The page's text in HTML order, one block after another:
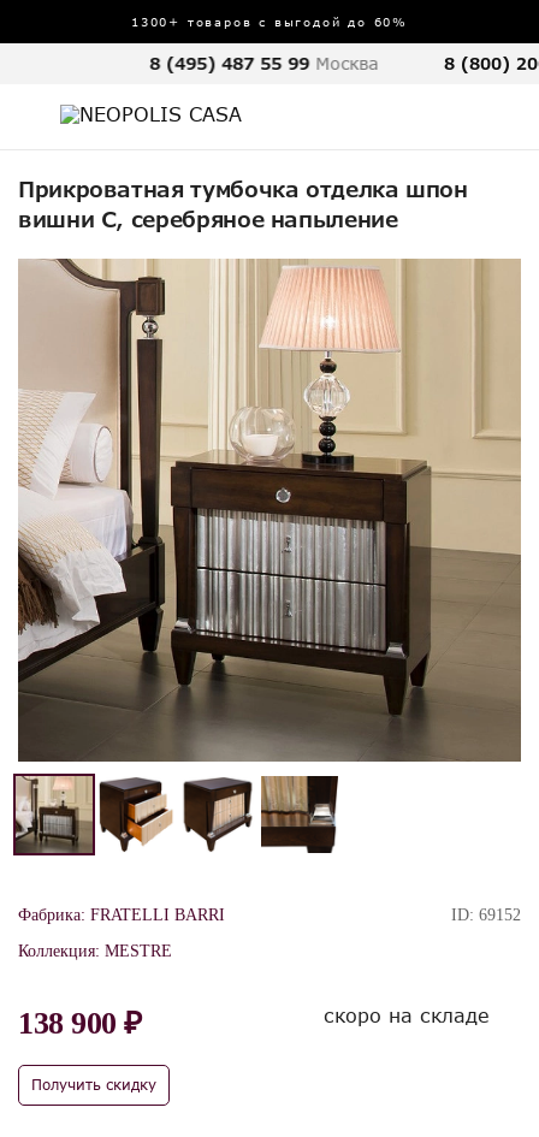
1300+ товаров с выгодой до 60%
8 (495) 487 55 99 Москва 8 (800)
Прикроватная тумбочка отделка шпон
вишни C, серебряное напыление
Фабрика: FRATELLI BARRI
Коллекция: MESTRE
ID: 69152
138 900 ₽
Получить скидку
скоро на складе